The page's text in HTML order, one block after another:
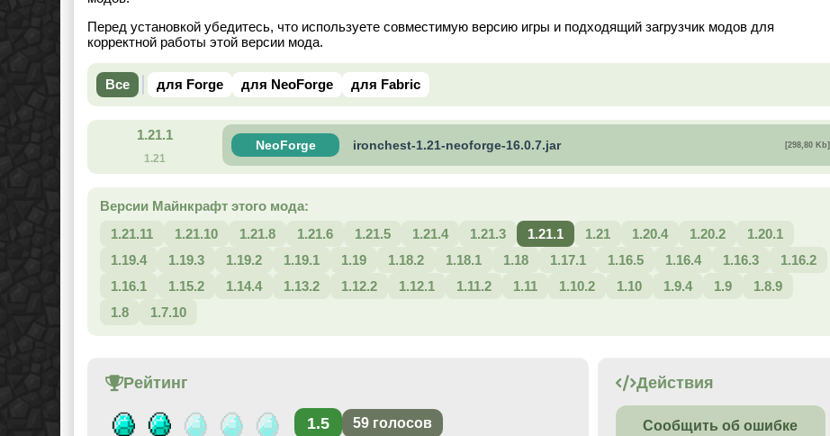
Перед установкой убедитесь, что используете совместимую версию игры и подходящий загрузчик модов для
корректной работы этой версии мода.
Все для Forge для NeoForge для Fabric
1.21.1
1.21
NeoForge ironchest-1.21-neoforge-16.0.7.jar [298,80 Kb]
Версии Майнкрафт этого мода:
1.21.11
1.21.10 1.21.8 1.21.6 1.21.5 1.21.4 1.21.3 1.21.1 1.21 1.20.4 1.20.2
1.20.1
1.19.4
1.19.3 1.19.2 1.19.1 1.19 1.18.2 1.18.1 1.18 1.17.1 1.16.5 1.16.4 1.16.3
1.16.2
1.16.1
1.15.2 1.14.4 1.13.2 1.12.2 1.12.1 1.11.2 1.11 1.10.2 1.10 1.9.4 1.9
1.8.9
1.8
1.7.10
Рейтинг
1.5 59 голосов
Действия
Сообщить об ошибке